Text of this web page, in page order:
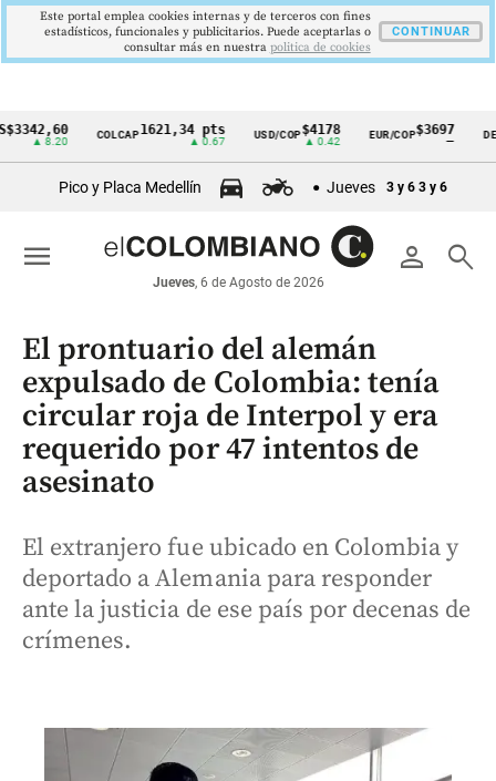
Cintillo
económicos
Colombia
COLCAP1621,34 pts USD/COP$4178
▲ 0.42
EUR/COP$3697
—
Pico y Placa Medellín Jueves 3 y 6 3 y 6
person search
Jueves, 6 de Agosto de 2026
menu
El prontuario del alemán
expulsado de Colombia: tenía
circular roja de Interpol y era
requerido por 47 intentos de
asesinato
El extranjero fue ubicado en Colombia y
deportado a Alemania para responder
ante la justicia de ese país por decenas de
crímenes.
Este portal emplea cookies internas y de terceros con fines
estadísticos, funcionales y publicitarios. Puede aceptarlas o
consultar más en nuestra politica de cookies
CONTINUAR